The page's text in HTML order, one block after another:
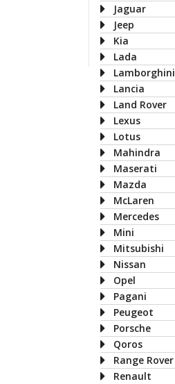
Jaguar
Jeep
Kia
Lada
Lamborghini
Lancia
Land Rover
Lexus
Lotus
Mahindra
Maserati
Mazda
McLaren
Mercedes
Mini
Mitsubishi
Nissan
Opel
Pagani
Peugeot
Porsche
Qoros
Range Rover
Renault